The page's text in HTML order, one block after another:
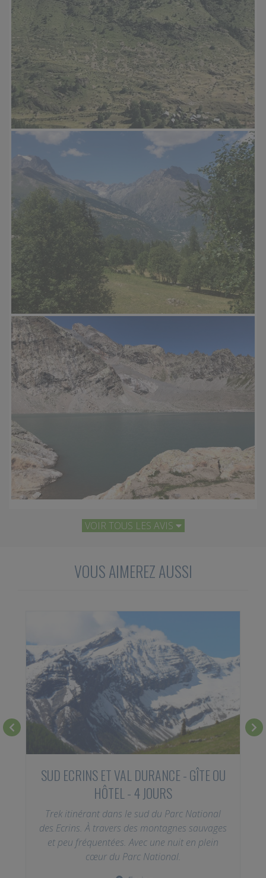
VOIR TOUS LES AVIS
VOUS AIMEREZ AUSSI
SUD ECRINS ET VAL DURANCE - GÎTE OU
HÔTEL - 4 JOURS
Trek itinérant dans le sud du Parc National
des Ecrins. À travers des montagnes sauvages
et peu fréquentées. Avec une nuit en plein
cœur du Parc National.